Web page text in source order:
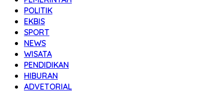
POLITIK
EKBIS
SPORT
NEWS
WISATA
PENDIDIKAN
HIBURAN
ADVETORIAL